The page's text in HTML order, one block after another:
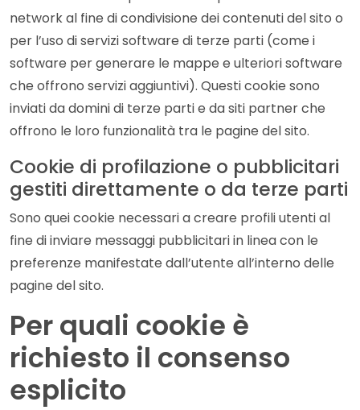
network al fine di condivisione dei contenuti del sito o
per l’uso di servizi software di terze parti (come i
software per generare le mappe e ulteriori software
che offrono servizi aggiuntivi). Questi cookie sono
inviati da domini di terze parti e da siti partner che
offrono le loro funzionalità tra le pagine del sito.
Cookie di profilazione o pubblicitari
gestiti direttamente o da terze parti
Sono quei cookie necessari a creare profili utenti al
fine di inviare messaggi pubblicitari in linea con le
preferenze manifestate dall’utente all’interno delle
pagine del sito.
Per quali cookie è
richiesto il consenso
esplicito